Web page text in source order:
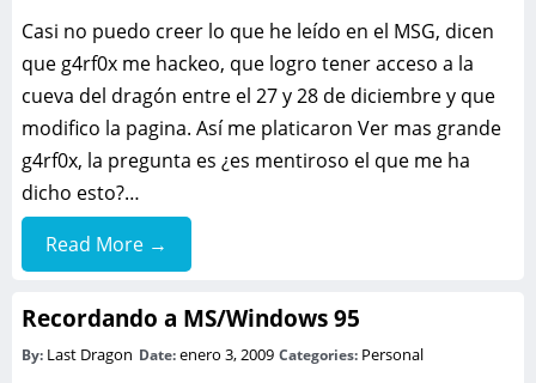
Casi no puedo creer lo que he leído en el MSG, dicen
que g4rf0x me hackeo, que logro tener acceso a la
cueva del dragón entre el 27 y 28 de diciembre y que
modifico la pagina. Así me platicaron Ver mas grande
g4rf0x, la pregunta es ¿es mentiroso el que me ha
dicho esto?…
Read More →
Recordando a MS/Windows 95
By: Last Dragon Date:enero 3, 2009 Categories: Personal